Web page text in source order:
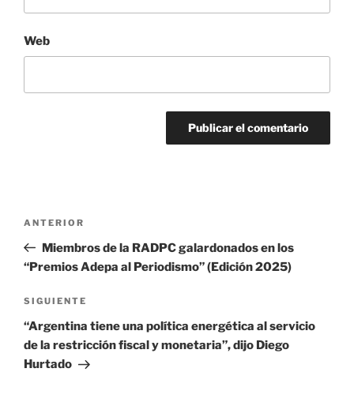
Web
entradas
Entrada
anterior:
ANTERIOR
Miembros de la RADPC galardonados en los
“Premios Adepa al Periodismo” (Edición 2025)
Siguiente
entrada
SIGUIENTE
“Argentina tiene una política energética al servicio
de la restricción fiscal y monetaria”, dijo Diego
Hurtado